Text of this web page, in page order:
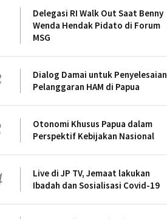
Delegasi RI Walk Out Saat Benny
Wenda Hendak Pidato di Forum
MSG
Dialog Damai untuk Penyelesaian
Pelanggaran HAM di Papua
Otonomi Khusus Papua dalam
Perspektif Kebijakan Nasional
Live di JP TV, Jemaat lakukan
Ibadah dan Sosialisasi Covid-19